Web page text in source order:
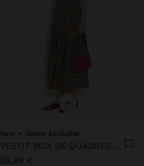
+
New Online Exclusive
35,99 €